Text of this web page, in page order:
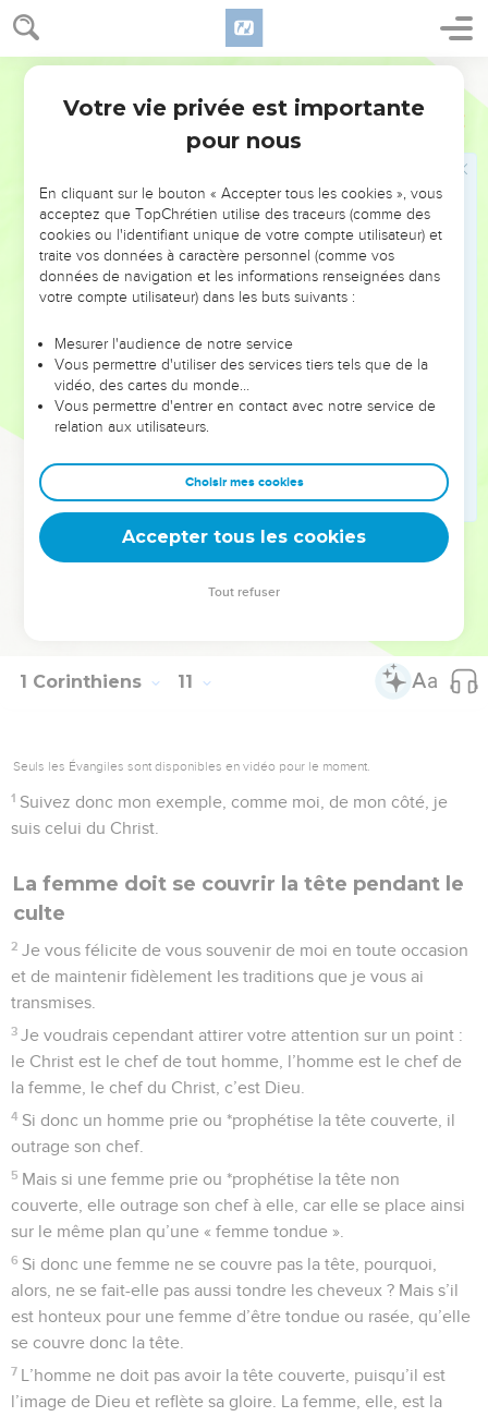
1 Corinthiens 10
28 Mais si quelqu’un vous dit : « Cette viande a été offerte en
sacrifice à une idole », alors n’en mangez pas à cause de
celui qui vous a prévenus et pour des raisons de conscience.
— Par conscience, j’entends, évidemment, non la vôtre,
mais la sienne. — Pourquoi, en effet, exposerais-je ma liberté
conscience ?
Si je mange en remerciant Dieu, pourquoi serais-je
critiqué au sujet d’un aliment pour lequel je rends grâce à
Dieu ?
ce soit que vous fassiez, faites tout pour la gloire de Dieu.
Mais que rien, dans votre comportement, ne soit une
occasion de chute, ni pour les *Juifs, ni pour les païens, ni
pour les membres de l’Eglise de Dieu.
Agissez comme moi qui m’efforce, en toutes choses, de
m’adapter à tous. Je ne considère pas ce qui me serait
avantageux, mais je recherche le bien du plus grand nombre
pour leur salut.
La Bible Du Semeur Copyright © 1992, 1999 by Biblica, Inc.® Used by permission.
1 Corinthiens 11
Seuls les Évangiles sont disponibles en vidéo pour le moment.
1 Suivez donc mon exemple, comme moi, de mon côté, je
suis celui du Christ.
La femme doit se couvrir la tête pendant le
culte
2 Je vous félicite de vous souvenir de moi en toute occasion
et de maintenir fidèlement les traditions que je vous ai
transmises.
3 Je voudrais cependant attirer votre attention sur un point :
le Christ est le chef de tout homme, l’homme est le chef de
la femme, le chef du Christ, c’est Dieu.
4 Si donc un homme prie ou *prophétise la tête couverte, il
outrage son chef.
5 Mais si une femme prie ou *prophétise la tête non
couverte, elle outrage son chef à elle, car elle se place ainsi
sur le même plan qu’une « femme tondue ».
6 Si donc une femme ne se couvre pas la tête, pourquoi,
alors, ne se fait-elle pas aussi tondre les cheveux ? Mais s’il
est honteux pour une femme d’être tondue ou rasée, qu’elle
se couvre donc la tête.
7 L’homme ne doit pas avoir la tête couverte, puisqu’il est
l’image de Dieu et reflète sa gloire. La femme, elle, est la
Votre vie privée est importante
pour nous
En cliquant sur le bouton « Accepter tous les cookies », vous
acceptez que TopChrétien utilise des traceurs (comme des
cookies ou l'identifiant unique de votre compte utilisateur) et
traite vos données à caractère personnel (comme vos
données de navigation et les informations renseignées dans
votre compte utilisateur) dans les buts suivants :
Mesurer l'audience de notre service
Vous permettre d'utiliser des services tiers tels que de la
vidéo, des cartes du monde…
Vous permettre d'entrer en contact avec notre service de
relation aux utilisateurs.
Choisir mes cookies
Accepter tous les cookies
Tout refuser